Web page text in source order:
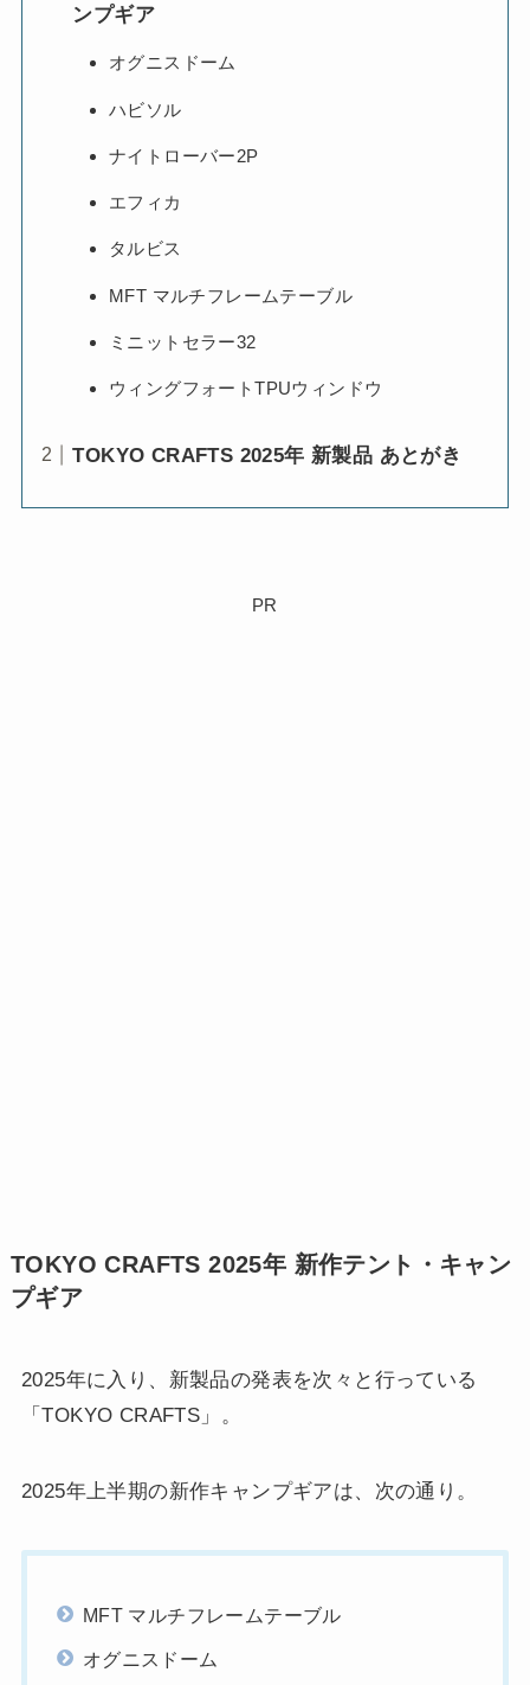
ンプギア
オグニスドーム
ハビソル
ナイトローバー2P
エフィカ
タルビス
MFT マルチフレームテーブル
ミニットセラー32
ウィングフォートTPUウィンドウ
TOKYO CRAFTS 2025年 新製品 あとがき
PR
TOKYO CRAFTS 2025年 新作テント・キャン
プギア
2025年に入り、新製品の発表を次々と行っている
「TOKYO CRAFTS」。
2025年上半期の新作キャンプギアは、次の通り。
MFT マルチフレームテーブル
オグニスドーム